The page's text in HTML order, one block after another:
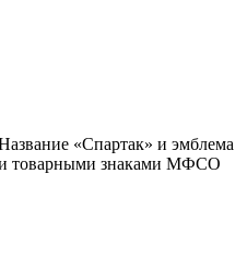
«Спартак» и эмблема
товарными знаками МФСО